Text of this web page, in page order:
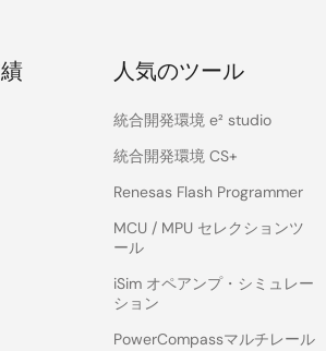
人気のツール
統合開発環境 e² studio
統合開発環境 CS+
Renesas Flash Programmer
MCU / MPU セレクションツ
ール
iSim オペアンプ・シミュレー
ション
PowerCompassマルチレール